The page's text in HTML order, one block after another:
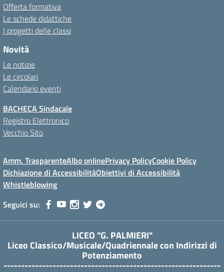
Offerta formativa
Le schede didattiche
I progetti delle classi
Novità
Le notizie
Le circolari
Calendario eventi
BACHECA Sindacale
Registro Elettronico
Vecchio Sito
Amm. TrasparenteAlbo onlinePrivacy PolicyCookie Policy
Dichiazione di AccessibilitàObiettivi di Accessibilità
Whistleblowing
Seguici su:
LICEO "G. PALMIERI"
Liceo Classico/Musicale/Quadriennale con Indirizzi di
Potenziamento
--------------------------------------------------------------